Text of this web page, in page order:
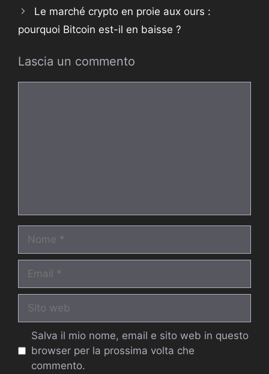
Le marché crypto en proie aux ours :
pourquoi Bitcoin est-il en baisse ?
Lascia un commento
web
Salva il mio nome, email e sito web in questo
browser per la prossima volta che
commento.